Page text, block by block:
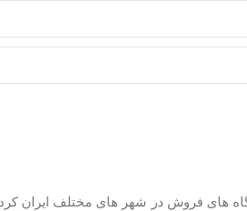
خانگی فعالیت خود را آغاز کردیم. در سال 1389 شروع به شرکت در نمایشگاه های فروش در